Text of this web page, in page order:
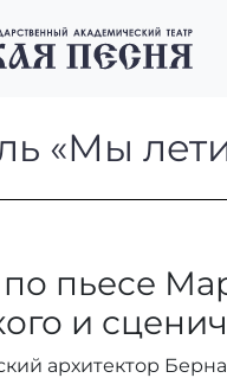
«Мы
«Мы
пьесе
и
архитектор